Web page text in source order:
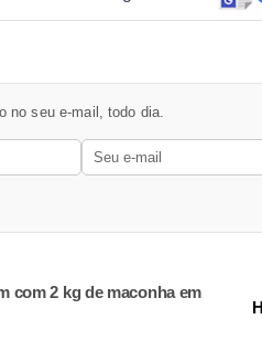
no seu e-mail, todo dia.
com 2 kg de maconha em